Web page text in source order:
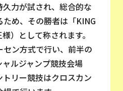
力が試され、総合的な
め、その勝者は「KING
）として称されます。
ン方式で行い、前半の
ルジャンプ競技会場
リー競技はクロスカン